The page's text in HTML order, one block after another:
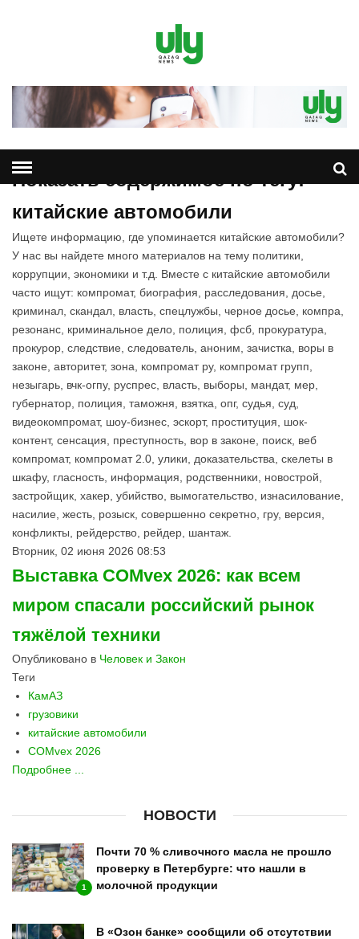
Показать содержимое по тегу:
китайские автомобили
Ищете информацию, где упоминается китайские автомобили?
У нас вы найдете много материалов на тему политики,
коррупции, экономики и т.д. Вместе с китайские автомобили
часто ищут: компромат, биография, расследования, досье,
криминал, скандал, власть, спецлужбы, черное досье, компра,
резонанс, криминальное дело, полиция, фсб, прокуратура,
прокурор, следствие, следователь, аноним, зачистка, воры в
законе, авторитет, зона, компромат ру, компромат групп,
незыгарь, вчк-огпу, руспрес, власть, выборы, мандат, мер,
губернатор, полиция, таможня, взятка, опг, судья, суд,
видеокомпромат, шоу-бизнес, эскорт, проституция, шок-
контент, сенсация, преступность, вор в законе, поиск, веб
компромат, компромат 2.0, улики, доказательства, скелеты в
шкафу, гласность, информация, родственники, новострой,
застройщик, хакер, убийство, вымогательство, изнасилование,
насилие, жесть, розыск, совершенно секретно, гру, версия,
конфликты, рейдерство, рейдер, шантаж.
Вторник, 02 июня 2026 08:53
Выставка COMvex 2026: как всем
миром спасали российский рынок
тяжёлой техники
Опубликовано в Человек и Закон
Теги
КамАЗ
грузовики
китайские автомобили
COMvex 2026
Подробнее ...
НОВОСТИ
1
Почти 70 % сливочного масла не прошло
проверку в Петербурге: что нашли в
молочной продукции
В «Озон банке» сообщили об отсутствии